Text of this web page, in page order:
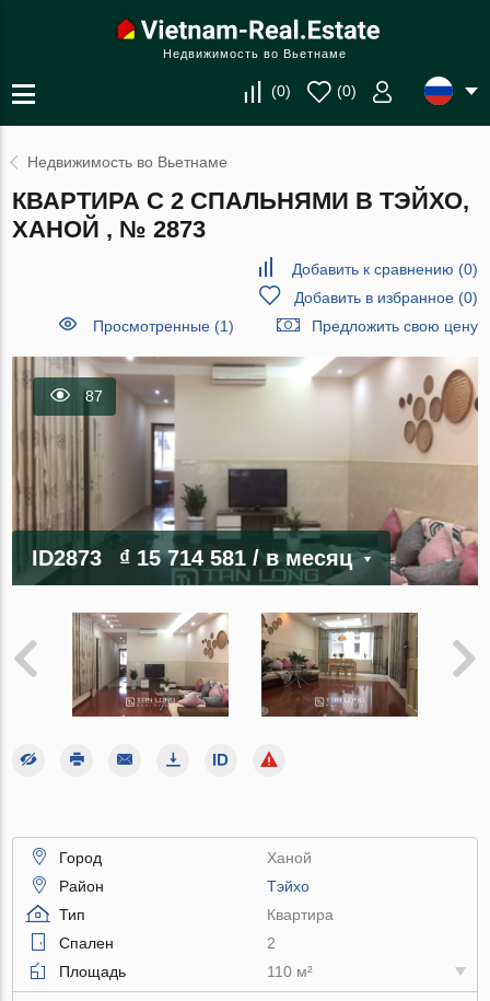
Недвижимость во Вьетнаме
(0) (0)
Недвижимость во Вьетнаме
КВАРТИРА С 2 СПАЛЬНЯМИ В ТЭЙХО,
ХАНОЙ , № 2873
Добавить к сравнению (0)
Добавить в избранное(0)
Просмотренные (1)
Предложить свою цену
87
ID2873 ₫ 15 714 581/ в месяц
Город
Ханой
Район
Тэйхо
Тип
Квартира
Спален
2
Площадь
110 м²